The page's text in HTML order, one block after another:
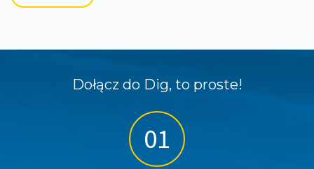
Dołącz do Dig, to proste!